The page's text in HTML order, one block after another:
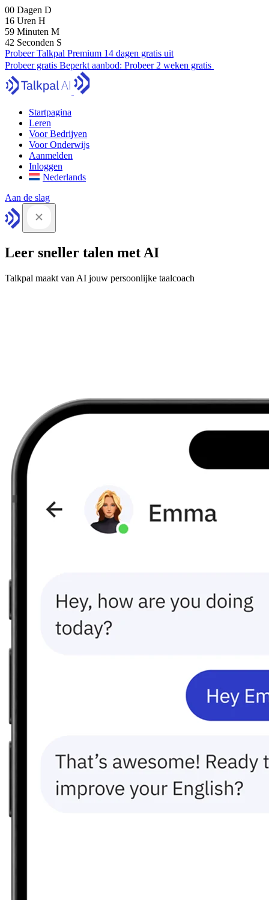
00 Dagen D
16 Uren H
59 Minuten M
41 Seconden S
Probeer Talkpal Premium 14 dagen gratis uit
Probeer gratis Beperkt aanbod: Probeer 2 weken gratis
Startpagina
Leren
Voor Bedrijven
Voor Onderwijs
Aanmelden
Inloggen
Nederlands
Aan de slag
Leer sneller talen met AI
Talkpal maakt van AI jouw persoonlijke taalcoach